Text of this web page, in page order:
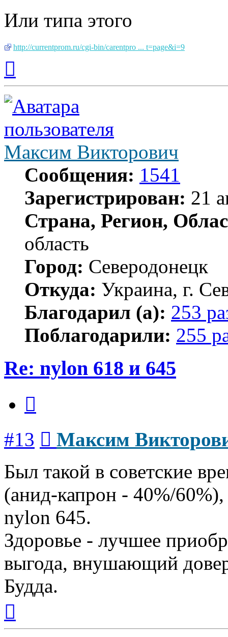
Или типа этого
http://currentprom.ru/cgi-bin/carentpro ... t=page&i=9
началу
Максим Викторович
Сообщения: 1541
Зарегистрирован: 21
Страна, Регион,
область
Город: Северодонецк
Откуда: Украина, г.
Благодарил (а): 253
Поблагодарили: 255
Re: nylon 618 и 645
#13
Максим
Был такой в советские
(анид-капрон - 40%/
nylon 645.
Здоровье - лучшее
выгода, внушающий
Будда.
началу